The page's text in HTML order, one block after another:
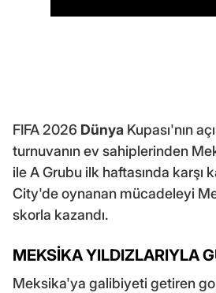
FIFA 2026 Dünya Kupası'nın
turnuvanın ev sahiplerinden
ile A Grubu ilk haftasında karşı
City'de oynanan mücadeleyi
skorla kazandı.
MEKSİKA YILDIZLARIYLA
Meksika'ya galibiyeti getiren